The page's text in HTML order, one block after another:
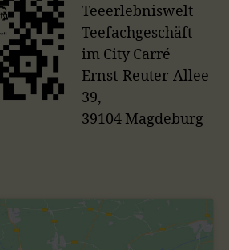
Teeerlebniswelt
Teefachgeschäft
im City Carré
Ernst-Reuter-Allee
39,
39104 Magdeburg